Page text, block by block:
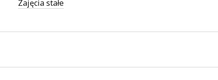
Zajęcia stałe